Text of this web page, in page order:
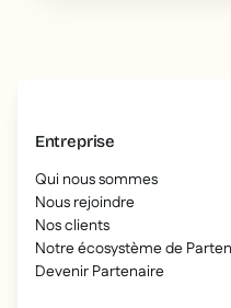
Entreprise
Qui nous sommes
Nous rejoindre
Nos clients
Notre écosystème de
Devenir Partenaire